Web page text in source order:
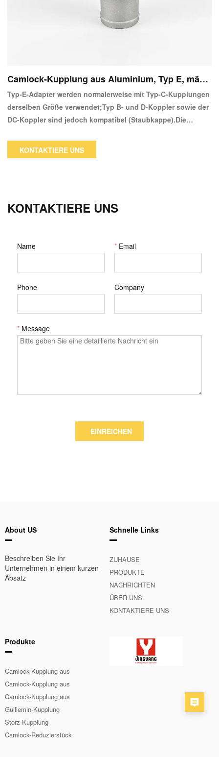
Camlock-Kupplung aus Aluminium, Typ E, männ
licher Adapter, X-Schlauch
Typ-E-Adapter werden normalerweise mit Typ-C-Kupplungen
derselben Größe verwendet;Typ B- und D-Koppler sowie der
DC-Koppler sind jedoch kompatibel (Staubkappe).Die
Geräte angeschlossen "Camlock, weiblich Der
Schlauchschaft wird an eine 3 "weibliche NPT (National Pipe
KONTAKTIERE UNS
KONTAKTIERE UNS
Name * Email
Phone Company
* Message
EINREICHEN
About US
Beschreiben Sie Ihr
Unternehmen in einem kurzen
Absatz
Schnelle Links
ZUHAUSE
PRODUKTE
NACHRICHTEN
ÜBER UNS
KONTAKTIERE UNS
Produkte
Camlock-Kupplung aus
Aluminium
Camlock-Kupplung aus
Edelstahl
Camlock-Kupplung aus
Messing
Guillemin-Kupplung
Storz-Kupplung
Camlock-Reduzierstück